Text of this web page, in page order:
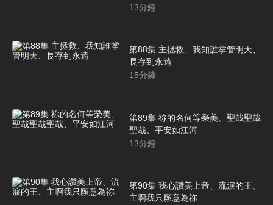
13分鐘
第88集 主拯救、我知誰掌管明天、
長存到永遠
15分鐘
第89集 祢的名何等榮美、聖哉聖哉
聖哉、平安如江河
13分鐘
第90集 我心讚美上帝、流淚的王、
主啊我只願意為祢